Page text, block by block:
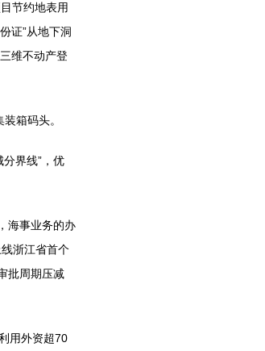
节约地表用
证”从地下洞
维不动产登
箱码头。
界线”，优
海事业务的办
浙江省首个
批周期压减
用外资超70